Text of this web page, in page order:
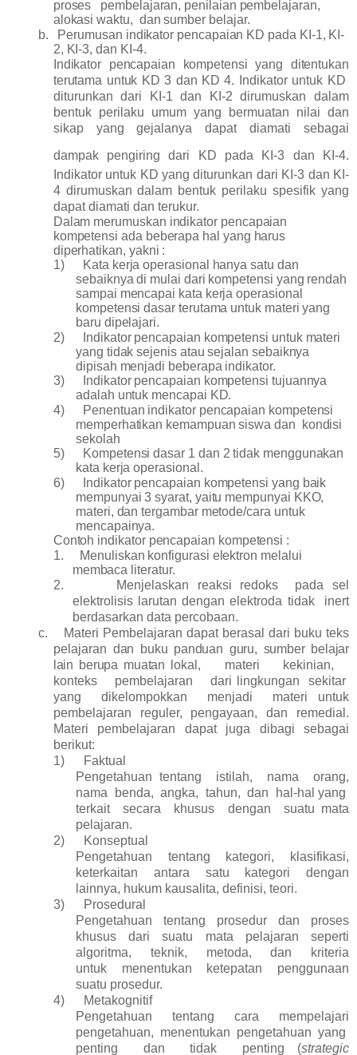
proses pembelajaran, penilaian pembelajaran,
alokasi waktu, dan sumber belajar.
b.
Perumusan indikator pencapaian KD pada KI-1, KI-
2, KI-3, dan KI-4.
Indikator pencapaian kompetensi yang ditentukan
terutama untuk KD 3 dan KD 4.
Indikator untuk KD
diturunkan dari KI-1 dan KI-2 dirumuskan dalam
bentuk perilaku umum yang bermuatan nilai dan
sikap yang gejalanya dapat diamati sebagai
dampak pengiring dari KD pada KI-3 dan KI-4.
Indikator untuk KD yang diturunkan dari KI-3 dan KI-
4 dirumuskan dalam bentuk perilaku spesifik yang
dapat diamati dan terukur.
Dalam merumuskan indikator pencapaian
kompetensi ada beberapa hal yang harus
diperhatikan, yakni :
1)
Kata kerja operasional hanya satu dan
sebaiknya di mulai dari kompetensi yang rendah
sampai mencapai kata kerja operasional
kompetensi dasar terutama untuk materi yang
baru dipelajari.
2)
Indikator pencapaian kompetensi untuk materi
yang tidak sejenis atau sejalan sebaiknya
dipisah menjadi beberapa indikator.
3)
Indikator pencapaian kompetensi tujuannya
adalah untuk mencapai KD.
4)
Penentuan indikator pencapaian kompetensi
memperhatikan kemampuan siswa dan kondisi
sekolah
5)
Kompetensi dasar 1 dan 2 tidak menggunakan
kata kerja operasional.
6)
Indikator pencapaian kompetensi yang baik
mempunyai 3 syarat, yaitu mempunyai KKO,
materi, dan tergambar metode/cara untuk
mencapainya.
Contoh indikator pencapaian kompetensi :
1.
Menuliskan konfigurasi elektron melalui
membaca literatur.
2.
Menjelaskan reaksi redoks pada sel
elektrolisis larutan dengan elektroda tidak inert
berdasarkan data percobaan.
c.
Materi Pembelajaran dapat berasal dari buku teks
pelajaran dan buku panduan guru, sumber belajar
lain berupa muatan
lokal, materi kekinian,
konteks pembelajaran dari lingkungan sekitar
yang dikelompokkan menjadi materi untuk
pembelajaran reguler, pengayaan, dan remedial .
Materi pembelajaran dapat juga dibagi sebagai
berikut:
1)
Faktual
Pengetahuan tentang istilah, nama orang,
nama benda, angka, tahun, dan hal-hal yang
terkait secara khusus dengan suatu mata
pelajaran.
2)
Konseptual
Pengetahuan tentang kategori, klasifikasi,
keterkaitan antara satu kategori dengan
lainnya, hukum kausalita, definisi, teori.
3)
Prosedural
Pengetahuan tentang prosedur dan proses
khusus dari suatu mata pelajaran seperti
algoritma, teknik, metoda, dan kriteria
untuk menentukan ketepatan penggunaan
suatu prosedur.
4)
Metakognitif
Pengetahuan
tentang cara
mempelajari
pengetahuan, menentukan pengetahuan yang
penting dan tidak penting (strategic